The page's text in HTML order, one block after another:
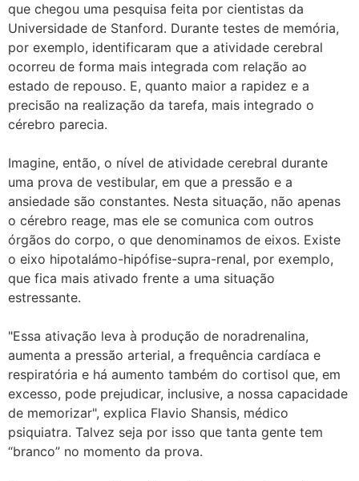
que chegou uma pesquisa feita por cientistas da
Universidade de Stanford. Durante testes de memória,
por exemplo, identificaram que a atividade cerebral
ocorreu de forma mais integrada com relação ao
estado de repouso. E, quanto maior a rapidez e a
precisão na realização da tarefa, mais integrado o
cérebro parecia.
Imagine, então, o nível de atividade cerebral durante
uma prova de vestibular, em que a pressão e a
ansiedade são constantes. Nesta situação, não apenas
o cérebro reage, mas ele se comunica com outros
órgãos do corpo, o que denominamos de eixos. Existe
o eixo hipotalámo-hipófise-supra-renal, por exemplo,
que fica mais ativado frente a uma situação
estressante.
"Essa ativação leva à produção de noradrenalina,
aumenta a pressão arterial, a frequência cardíaca e
respiratória e há aumento também do cortisol que, em
excesso, pode prejudicar, inclusive, a nossa capacidade
de memorizar", explica Flavio Shansis, médico
psiquiatra. Talvez seja por isso que tanta gente tem
“branco” no momento da prova.